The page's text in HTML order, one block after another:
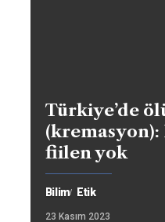
Türkiye’de
fiilen yok
Bilim Etik
23 Kasım 2023